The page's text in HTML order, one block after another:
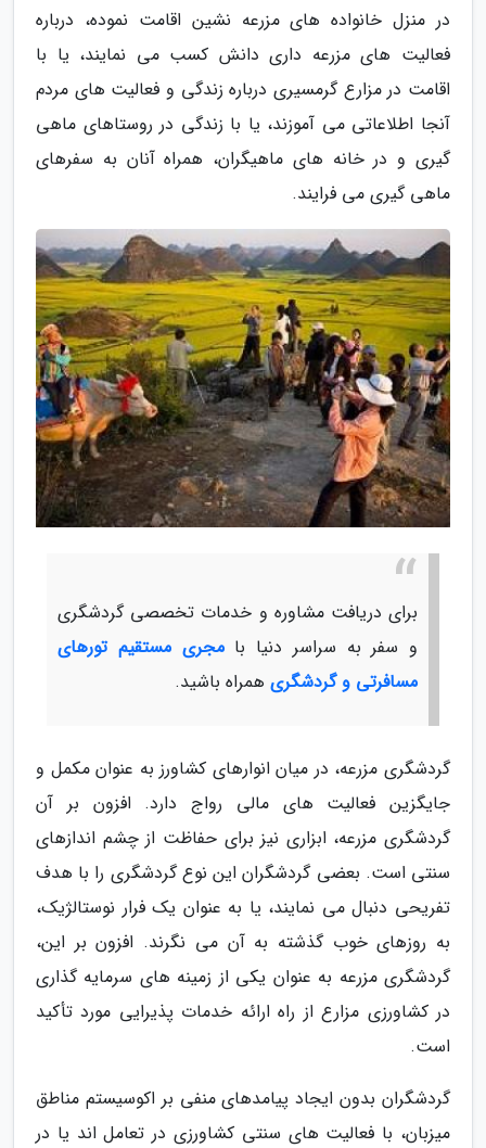
در منزل خانواده های مزرعه نشین اقامت نموده، درباره
فعالیت های مزرعه داری دانش کسب می نمایند، یا با
اقامت در مزارع گرمسیری درباره زندگی و فعالیت های مردم
آنجا اطلاعاتی می آموزند، یا با زندگی در روستاهای ماهی
گیری و در خانه های ماهیگران، همراه آنان به سفرهای
ماهی گیری می فرایند.
برای دریافت مشاوره و خدمات تخصصی گردشگری
و سفر به سراسر دنیا بامجری مستقیم تورهای
مسافرتی و گردشگری همراه باشید.
گردشگری مزرعه، در میان انوارهای کشاورز به عنوان مکمل و
جایگزین فعالیت های مالی رواج دارد. افزون بر آن
گردشگری مزرعه، ابزاری نیز برای حفاظت از چشم اندازهای
سنتی است. بعضی گردشگران این نوع گردشگری را با هدف
تفریحی دنبال می نمایند، یا به عنوان یک فرار نوستالژیک،
به روزهای خوب گذشته به آن می نگرند. افزون بر این،
گردشگری مزرعه به عنوان یکی از زمینه های سرمایه گذاری
در کشاورزی مزارع از راه ارائه خدمات پذیرایی مورد تأکید
است.
گردشگران بدون ایجاد پیامدهای منفی بر اکوسیستم مناطق
میزبان، با فعالیت های سنتی کشاورزی در تعامل اند یا در